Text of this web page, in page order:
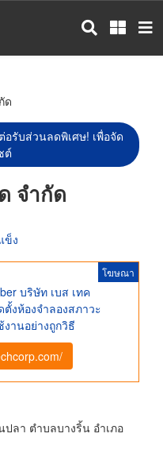
ด
รับส่วนลดพิเศษ! เพื่อจัด
ต์
จำกัด
ข็ง
โฆษณา
บริษัท เบส เทค
งห้องจำลองสภาวะ
านอย่างถูกวิธี
ลา ตำบลบางริ้น อำเภอ